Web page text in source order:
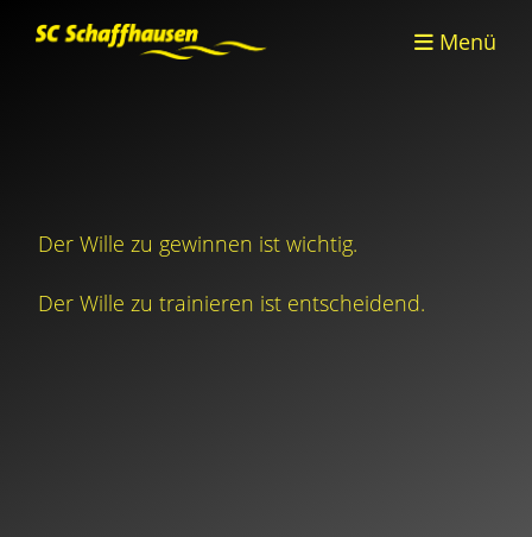
Menü
Der Wille zu gewinnen ist wichtig.
Der Wille zu trainieren ist entscheidend.